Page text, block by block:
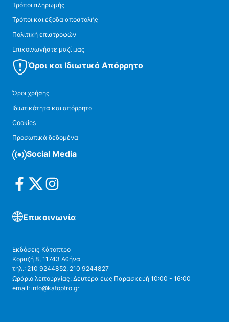
Τρόποι πληρωμής
Τρόποι και έξοδα αποστολής
Πολιτική επιστροφών
Επικοινωνήστε μαζί μας
Όροι και Ιδιωτικό Απόρρητο
Όροι χρήσης
Ιδιωτικότητα και απόρρητο
Cookies
Προσωπικά δεδομένα
Social Media
Επικοινωνία
Εκδόσεις Κάτοπτρο
Κορυζή 8, 11743 Αθήνα
τηλ.: 210 9244852, 210 9244827
Ωράριο λειτουργίας: Δευτέρα έως Παρασκευή 10:00 - 16:00
email: info@katoptro.gr